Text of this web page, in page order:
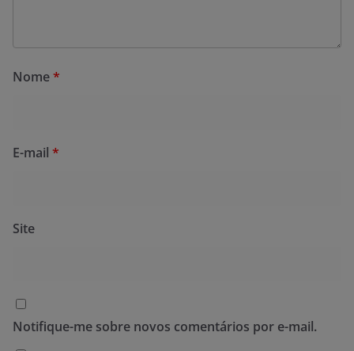
Nome*
E-mail *
Site
Notifique-me sobre novos comentários por e-mail.